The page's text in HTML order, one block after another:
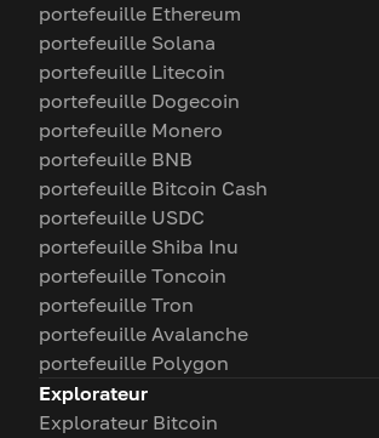
portefeuille Ethereum
portefeuille Solana
portefeuille Litecoin
portefeuille Dogecoin
portefeuille Monero
portefeuille BNB
portefeuille Bitcoin Cash
portefeuille USDC
portefeuille Shiba Inu
portefeuille Toncoin
portefeuille Tron
portefeuille Avalanche
portefeuille Polygon
Explorateur
Explorateur Bitcoin